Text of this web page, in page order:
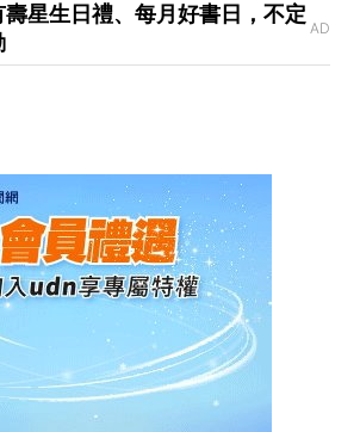
星生日禮、每月好書日，不定
AD